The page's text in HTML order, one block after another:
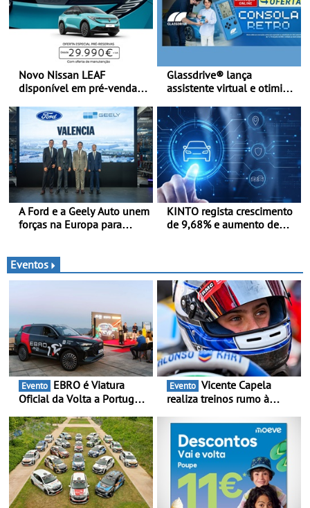
Novo Nissan LEAF
disponível em pré-venda a
IVA - Como parte da
campanha exclusiva de
lançamento, os primeiros
clientes beneficiam da
oferta de 3 anos de
manutenção incluída
Glassdrive® lança
assistente virtual e otimiza
Portugal - A Assistente
“Ana” está disponível 24
horas por dia e reforça o
suporte contínuo ao cliente
A Ford e a Geely Auto unem
forças na Europa para
geração em Espanha
KINTO regista crescimento
de 9,68% e aumento de
Eventos
Evento
Oficial da Volta a Portugal
presença nacional ao lado
da mítica prova de ciclismo
e leva a sua gama SUV
multi-energia às estradas
de Portugal
Evento
realiza treinos rumo à
Portugal Karting e mira boa
estreia - O Campeonato
Portugal Karting 2026
decorre entre 1 de Março e
6 de Setembro